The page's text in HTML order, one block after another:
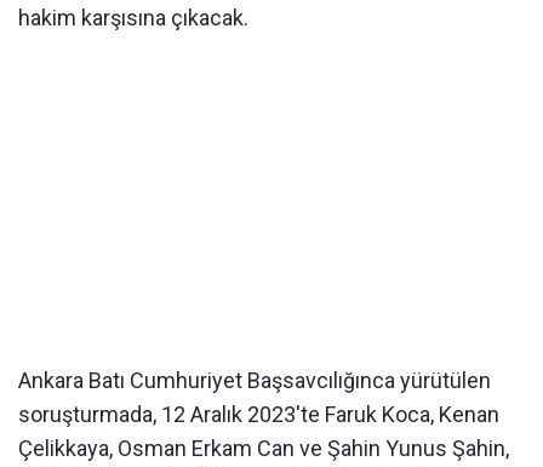
hakim karşısına çıkacak.
Ankara Batı Cumhuriyet Başsavcılığınca yürütülen
soruşturmada, 12 Aralık 2023'te Faruk Koca, Kenan
Çelikkaya, Osman Erkam Can ve Şahin Yunus Şahin,